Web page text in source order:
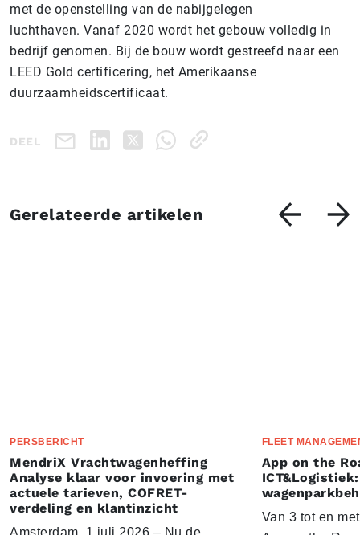
met de openstelling van de nabijgelegen
luchthaven. Vanaf 2020 wordt het gebouw volledig in
bedrijf genomen. Bij de bouw wordt gestreefd naar een
LEED Gold certificering, het Amerikaanse
duurzaamheidscertificaat.
DEEL
Gerelateerde artikelen
PERSBERICHT
MendriX Vrachtwagenheffing
Analyse klaar voor invoering met
actuele tarieven, COFRET-
verdeling en klantinzicht
Amsterdam, 1 juli 2026 – Nu de
FLEET
App on the
Van 3 tot en